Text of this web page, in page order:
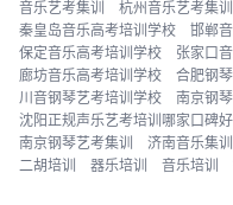
音乐艺考集训 杭州音乐艺考集
秦皇岛音乐高考培训学校
邯郸
保定音乐高考培训学校
张家口
廊坊音乐高考培训学校
合肥钢
川音钢琴艺考培训学校
南京钢
沈阳正规声乐艺考培训哪家口碑好
南京钢琴艺考集训
济南音乐集训
二胡培训
器乐培训 音乐培训